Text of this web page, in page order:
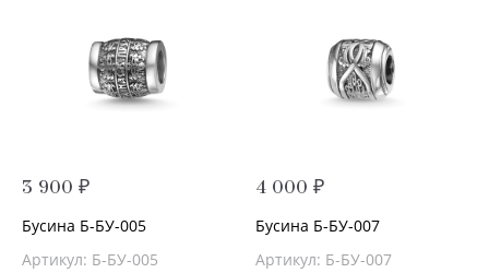
3 900 ₽
Бусина Б-БУ-005
Артикул: Б-БУ-005
4 000 ₽
Бусина Б-БУ-007
Артикул: Б-БУ-007